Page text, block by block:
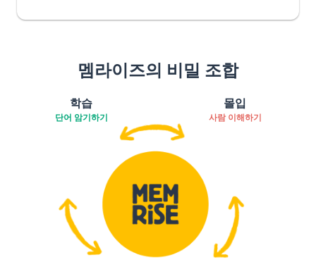
멤라이즈의 비밀 조합
학습
단어 암기하기
몰입
사람 이해하기